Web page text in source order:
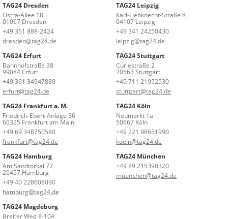
TAG24 Dresden
Ostra-Allee 18
01067 Dresden
+49 351 888-2424
dresden@tag24.de
TAG24 Leipzig
Karl-Liebknecht-Straße 8
04107 Leipzig
+49 341 24250430
leipzig@tag24.de
TAG24 Erfurt
Bahnhofstraße 38
99084 Erfurt
+49 361 34947880
erfurt@tag24.de
TAG24 Stuttgart
Curiestraße 2
70563 Stuttgart
+49 711 21952530
stuttgart@tag24.de
TAG24 Frankfurt a. M.
Friedrich-Ebert-Anlage 36
60325 Frankfurt am Main
+49 69 348750580
frankfurt@tag24.de
TAG24 Köln
Neumarkt 1a
50667 Köln
+49 221 98651990
koeln@tag24.de
TAG24 Hamburg
Am Sandtorkai 77
20457 Hamburg
+49 40 228608090
hamburg@tag24.de
TAG24 München
+49 89 215390320
muenchen@tag24.de
TAG24 Magdeburg
Breiter Weg 8-10A